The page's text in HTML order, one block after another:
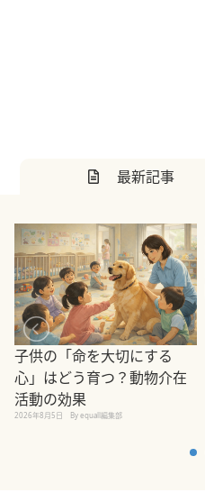
最新記事
子供の「命を大切にする
心」はどう育つ？動物介在
活動の効果
2026年8月5日 By equall編集部